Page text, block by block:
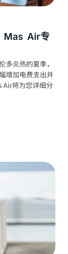
Mas Air专
炎热的夏季，
增加电费支出并
Air将为您详细分